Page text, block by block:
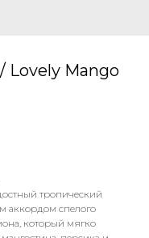
Lovely Mango
тропический
аккордом спелого
который мягко